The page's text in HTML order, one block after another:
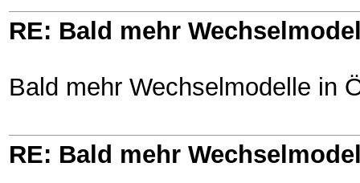
RE: Bald mehr
Bald mehr Wechselmodelle in
RE: Bald mehr